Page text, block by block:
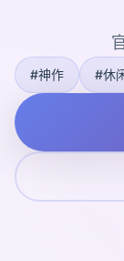
#神作 #休